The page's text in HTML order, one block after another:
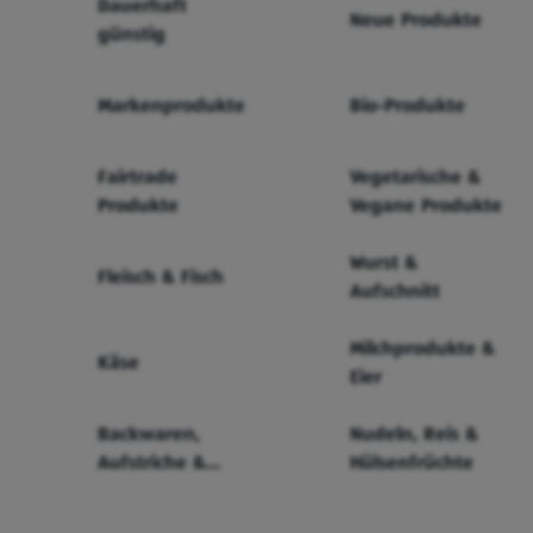
günstig
Neue Produkte
Markenprodukte Bio-Produkte
Fairtrade
Produkte
Vegetarische &
Vegane Produkte
Fleisch & Fisch
Wurst &
Aufschnitt
Käse
Milchprodukte &
Eier
Backwaren,
Aufstriche &
Nudeln, Reis &
Hülsenfrüchte